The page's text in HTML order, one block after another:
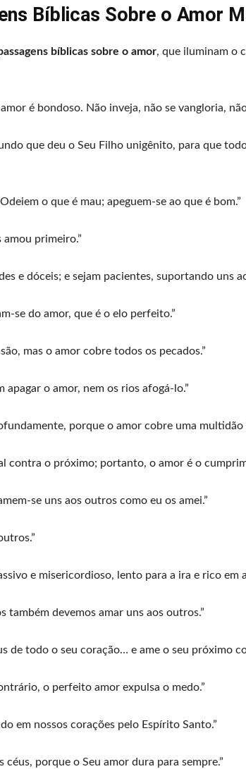
Bíblicas Sobre o Amor
bíblicas sobre o amor, que iluminam o
é bondoso. Não inveja, não se vangloria,
que deu o Seu Filho unigênito, para que
o que é mau; apeguem-se ao que é bom.”
amou primeiro.”
e dóceis; e sejam pacientes, suportando uns
se do amor, que é o elo perfeito.”
mas o amor cobre todos os pecados.”
apagar o amor, nem os rios afogá-lo.”
porque o amor cobre uma multidão
contra o próximo; portanto, o amor é o
se uns aos outros como eu os amei.”
e misericordioso, lento para a ira e rico em
também devemos amar uns aos outros.”
de todo o seu coração… e ame o seu próximo
o perfeito amor expulsa o medo.”
em nossos corações pelo Espírito Santo.”
céus, porque o Seu amor dura para sempre.”